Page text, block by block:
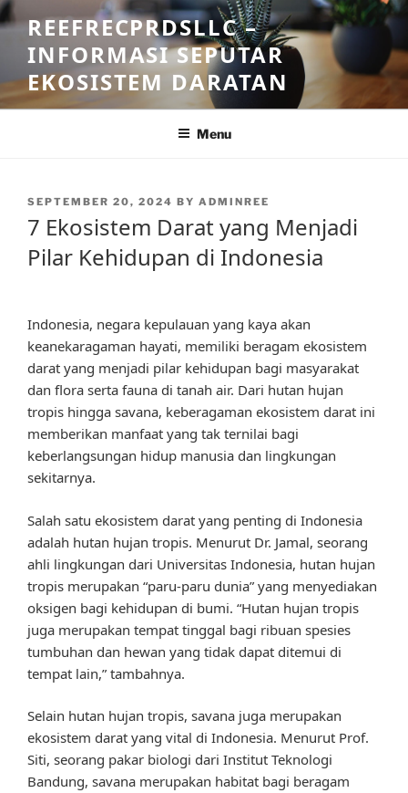
Skip
to
content
REEFRECPRDSLLC –
INFORMASI SEPUTAR
EKOSISTEM DARATAN
Menu
POSTED
SEPTEMBER 20, 2024 BY ADMINREE
7 Ekosistem Darat yang Menjadi
Pilar Kehidupan di Indonesia
Indonesia, negara kepulauan yang kaya akan
keanekaragaman hayati, memiliki beragam ekosistem
darat yang menjadi pilar kehidupan bagi masyarakat
dan flora serta fauna di tanah air. Dari hutan hujan
tropis hingga savana, keberagaman ekosistem darat ini
memberikan manfaat yang tak ternilai bagi
keberlangsungan hidup manusia dan lingkungan
sekitarnya.
Salah satu ekosistem darat yang penting di Indonesia
adalah hutan hujan tropis. Menurut Dr. Jamal, seorang
ahli lingkungan dari Universitas Indonesia, hutan hujan
tropis merupakan “paru-paru dunia” yang menyediakan
oksigen bagi kehidupan di bumi. “Hutan hujan tropis
juga merupakan tempat tinggal bagi ribuan spesies
tumbuhan dan hewan yang tidak dapat ditemui di
tempat lain,” tambahnya.
Selain hutan hujan tropis, savana juga merupakan
ekosistem darat yang vital di Indonesia. Menurut Prof.
Siti, seorang pakar biologi dari Institut Teknologi
Bandung, savana merupakan habitat bagi beragam